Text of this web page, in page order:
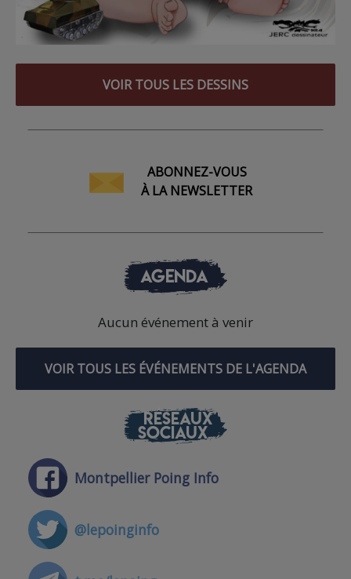
VOIR TOUS LES DESSINS
ABONNEZ-VOUS
À LA NEWSLETTER
AGENDA
Aucun événement à venir
VOIR TOUS LES ÉVÉNEMENTS DE L'AGENDA
RÉSEAUX
SOCIAUX
Montpellier Poing Info
@lepoinginfo